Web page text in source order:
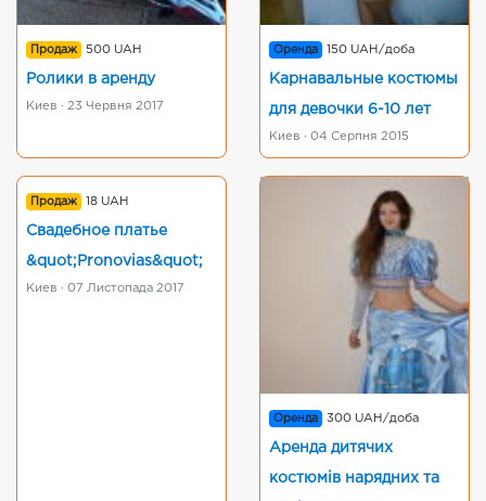
Продаж 500 UAH
Ролики в аренду
Киев · 23 Червня 2017
Оренда 150 UAH/доба
Карнавальные костюмы
для девочки 6-10 лет
Киев · 04 Серпня 2015
Продаж 18 UAH
Свадебное платье
&quot;Pronoviаs&quot;
Киев · 07 Листопада 2017
Оренда 300 UAH/доба
Аренда дитячих
костюмів нарядних та